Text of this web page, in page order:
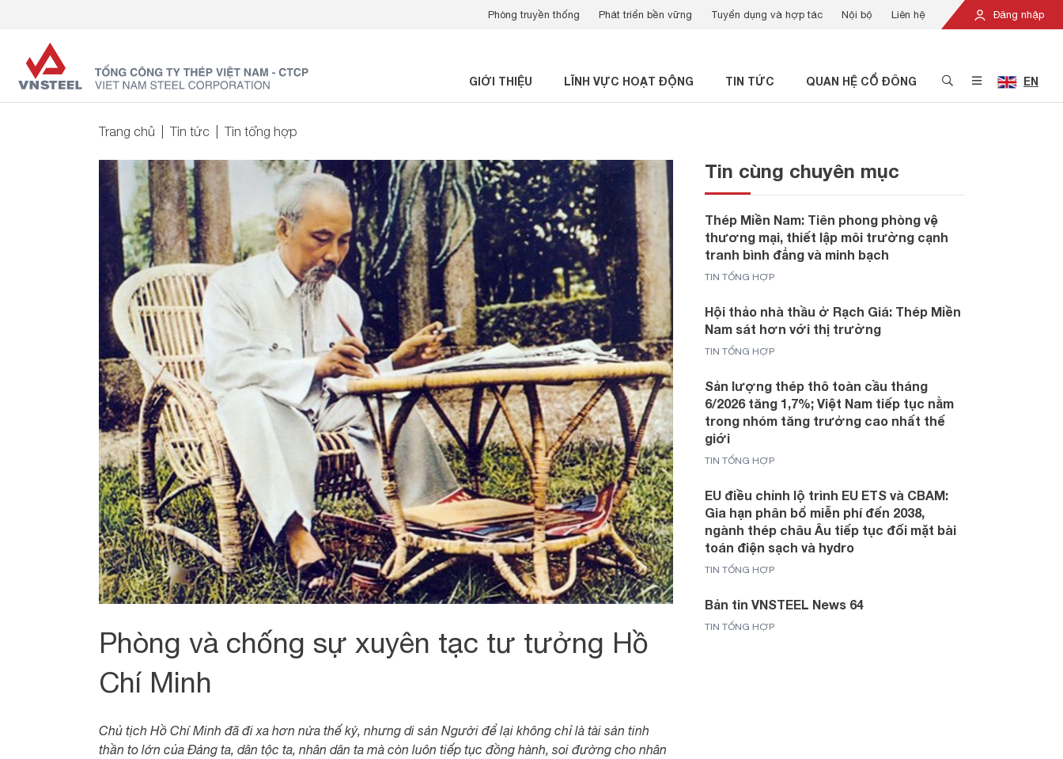
Đăng nhập
Phòng truyền thống Phát triển bền vững Tuyển dụng và hợp tác Nội bộ Liên hệ
GIỚI THIỆU LĨNH VỰC HOẠT ĐỘNG TIN TỨC QUAN HỆ CỔ ĐÔNG EN
Trang chủ Tin tức Tin tổng hợp
Phòng và chống sự xuyên tạc tư tưởng Hồ
Chí Minh
Chủ tịch Hồ Chí Minh đã đi xa hơn nửa thế kỷ, nhưng di sản Người để lại không chỉ là tài sản tinh
thần to lớn của Đảng ta, dân tộc ta, nhân dân ta mà còn luôn tiếp tục đồng hành, soi đường cho nhân
Tin cùng chuyên mục
Thép Miền Nam: Tiên phong phòng vệ
thương mại, thiết lập môi trường cạnh
tranh bình đẳng và minh bạch
TIN TỔNG HỢP
Hội thảo nhà thầu ở Rạch Giá: Thép Miền
Nam sát hơn với thị trường
TIN TỔNG HỢP
Sản lượng thép thô toàn cầu tháng
6/2026 tăng 1,7%; Việt Nam tiếp tục nằm
trong nhóm tăng trưởng cao nhất thế
giới
TIN TỔNG HỢP
EU điều chỉnh lộ trình EU ETS và CBAM:
Gia hạn phân bổ miễn phí đến 2038,
ngành thép châu Âu tiếp tục đối mặt bài
toán điện sạch và hydro
TIN TỔNG HỢP
Bản tin VNSTEEL News 64
TIN TỔNG HỢP